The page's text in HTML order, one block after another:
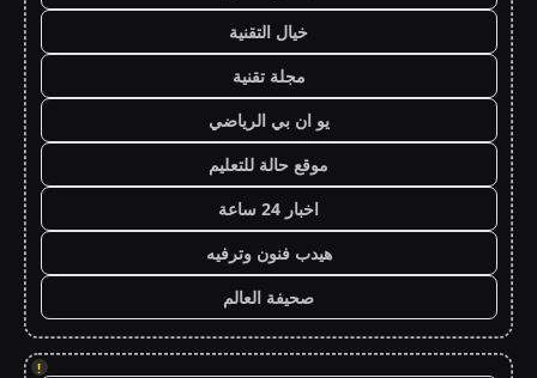
خيال التقنية
مجلة تقنية
يو ان بي الرياضي
موقع حالة للتعليم
اخبار 24 ساعة
هيدب فنون وترفيه
صحيفة العالم
!